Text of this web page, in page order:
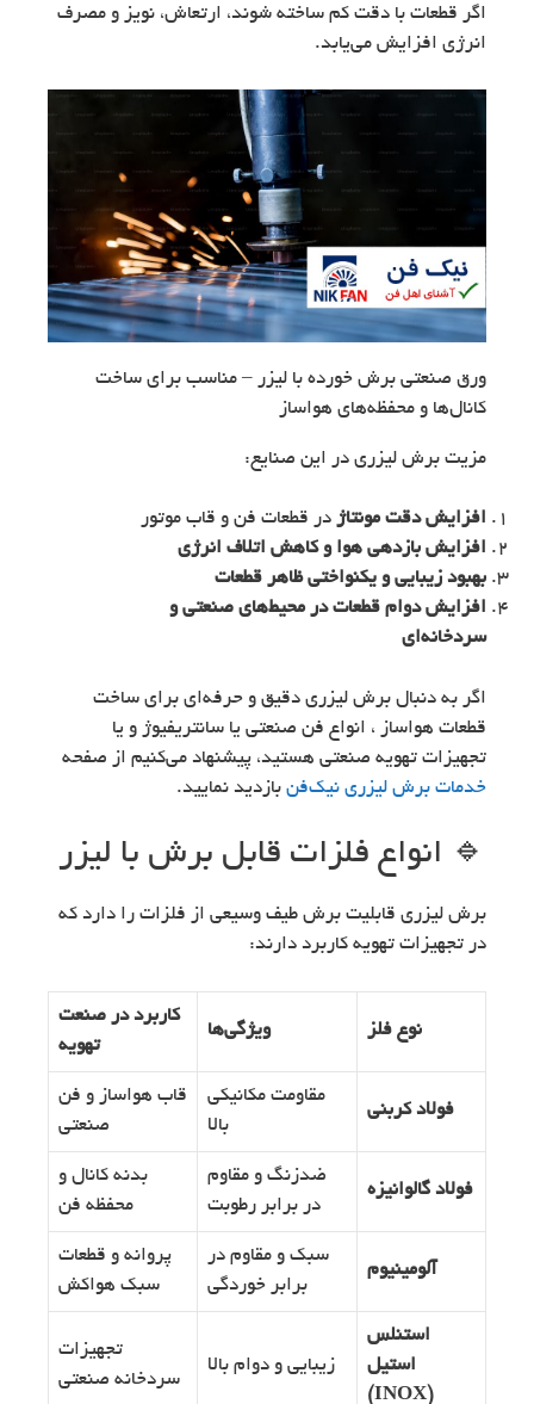
اگر قطعات با دقت کم ساخته شوند، ارتعاش، نویز و مصرف
انرژی افزایش می‌یابد.
ورق صنعتی برش خورده با لیزر – مناسب برای ساخت
کانال‌ها و محفظه‌های هواساز
مزیت برش لیزری در این صنایع:
افزایش دقت مونتاژ در قطعات فن و قاب موتور
افزایش بازدهی هوا و کاهش اتلاف انرژی
بهبود زیبایی و یکنواختی ظاهر قطعات
افزایش دوام قطعات در محیط‌های صنعتی و
سردخانه‌ای
اگر به دنبال برش لیزری دقیق و حرفه‌ای برای ساخت
قطعات هواساز ، انواع فن صنعتی یا سانتریفیوژ و یا
تجهیزات تهویه صنعتی هستید، پیشنهاد می‌کنیم از صفحه
خدمات برش لیزری نیک‌فن بازدید نمایید.
🔹 انواع فلزات قابل برش با لیزر
برش لیزری قابلیت برش طیف وسیعی از فلزات را دارد که
در تجهیزات تهویه کاربرد دارند:
نوع فلز ویژگی‌ها
کاربرد در صنعت
تهویه
فولاد کربنی
مقاومت مکانیکی
بالا
قاب هواساز و فن
صنعتی
فولاد گالوانیزه
ضدزنگ و مقاوم
در برابر رطوبت
بدنه کانال و
محفظه فن
آلومینیوم
سبک و مقاوم در
برابر خوردگی
پروانه و قطعات
سبک هواکش
استنلس
استیل
(INOX)
زیبایی و دوام بالا
تجهیزات
سردخانه صنعتی